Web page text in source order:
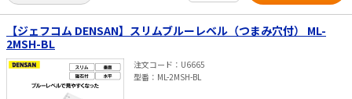
【ジェフコム DENSAN】スリムブルーレベル（つまみ穴付） ML-
2MSH-BL
注文コード
U6665
型番
ML-2MSH-BL